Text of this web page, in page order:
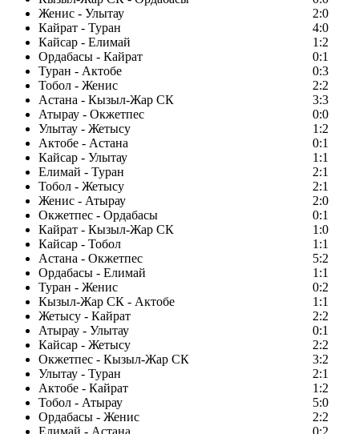
Женис - Улытау
2:0
Кайрат - Туран
4:0
Кайсар - Елимай
1:2
Ордабасы - Кайрат
0:1
Туран - Актобе
0:3
Тобол - Женис
2:2
Астана - Кызыл-Жар СК
3:3
Атырау - Окжетпес
0:0
Улытау - Жетысу
1:2
Актобе - Астана
0:1
Кайсар - Улытау
1:1
Елимай - Туран
2:1
Тобол - Жетысу
2:1
Женис - Атырау
2:0
Окжетпес - Ордабасы
0:1
Кайрат - Кызыл-Жар СК
1:0
Кайсар - Тобол
1:1
Астана - Окжетпес
5:2
Ордабасы - Елимай
1:1
Туран - Женис
0:2
Кызыл-Жар СК - Актобе
1:1
Жетысу - Кайрат
2:2
Атырау - Улытау
0:1
Кайсар - Жетысу
2:2
Окжетпес - Кызыл-Жар СК
3:2
Улытау - Туран
2:1
Актобе - Кайрат
1:2
Тобол - Атырау
5:0
Ордабасы - Женис
2:2